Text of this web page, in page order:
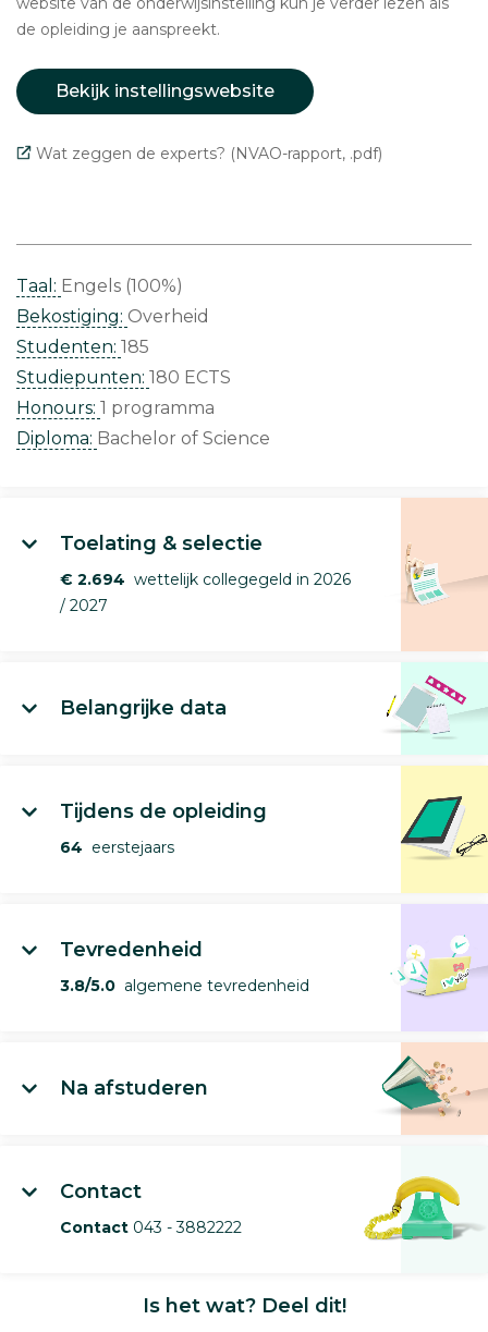
de opleiding je aanspreekt.
Bekijk instellingswebsite
Wat zeggen de experts? (NVAO-rapport, .pdf)
Taal: Engels (100%)
Bekostiging: Overheid
Studenten: 185
Studiepunten: 180 ECTS
Honours: 1 programma
Diploma: Bachelor of Science
Toelating & selectie
€ 2.694 wettelijk collegegeld in 2026
/ 2027
Belangrijke data
Tijdens de opleiding
64 eerstejaars
Tevredenheid
3.8/5.0 algemene tevredenheid
Na afstuderen
Contact
Contact 043 - 3882222
Is het wat? Deel dit!